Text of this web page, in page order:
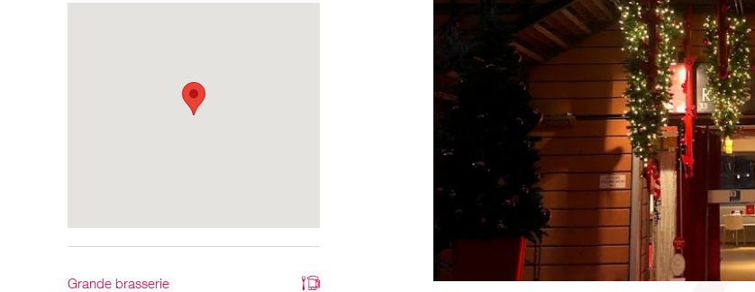
Grande brasserie